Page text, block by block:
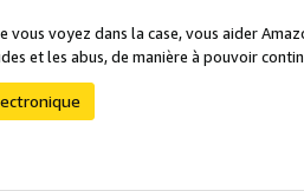
vous voyez dans la case, vous aider
et les abus, de manière à pouvoir